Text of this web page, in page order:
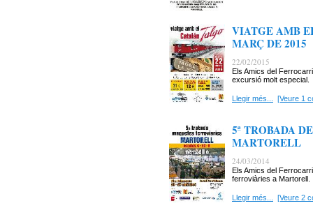
VIATGE AMB
MARÇ DE 2015
22/02/2015
Els Amics del
excursió molt especial.
Llegir més... [Veure 1
5ª TROBADA
MARTORELL
24/03/2014
Els Amics del
ferroviàries a Martorell.
Llegir més... [Veure 2